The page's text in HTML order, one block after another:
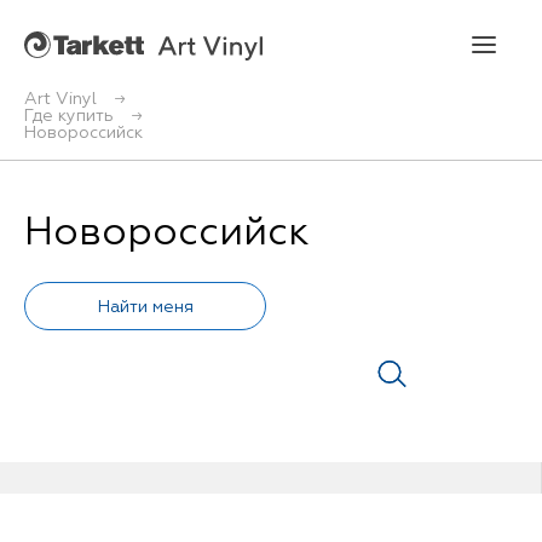
Art Vinyl
Где купить
Новороссийск
Новороссийск
Art Vinyl
Коллекции
Конструктор интерьера
Art Vinyl в интерьере